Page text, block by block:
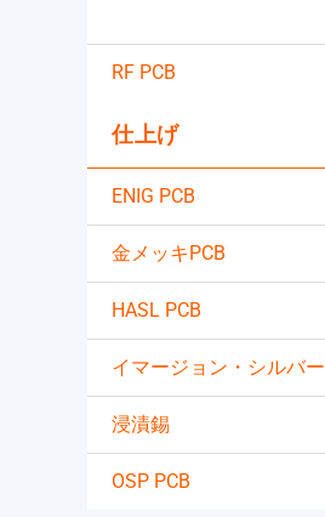
RF PCB
仕上げ
ENIG PCB
金メッキPCB
HASL PCB
イマージョン・シルバー
浸漬錫
OSP PCB